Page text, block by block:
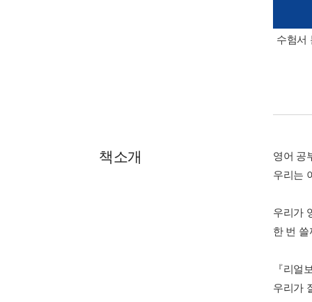
수험서
책소개
영어 공
우리는
우리가
한 번
『리얼
우리가